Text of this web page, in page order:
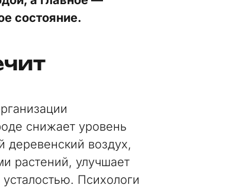
состояние.
снижает уровень
деревенский воздух,
растений, улучшает
Психологи